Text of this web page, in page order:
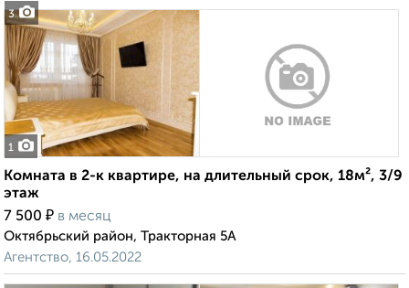
3
1
Комната в 2-к квартире, на длительный срок, 18м², 3/9
этаж
7 500 ₽ в месяц
Октябрьский район, Тракторная 5А
Агентство, 16.05.2022